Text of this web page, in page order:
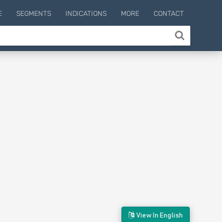
SEGMENTS INDICATIONS MORE CONTACT
View In English